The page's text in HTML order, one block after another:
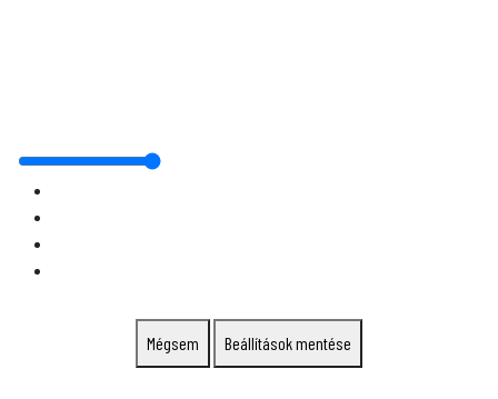
Mégsem Beállítások mentése